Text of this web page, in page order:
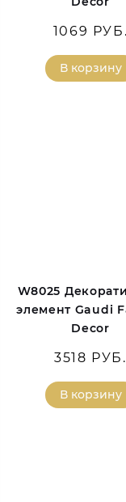
1069 РУБ.
В корзину
W8025
элемент Gaudi
Decor
3518 РУБ.
В корзину